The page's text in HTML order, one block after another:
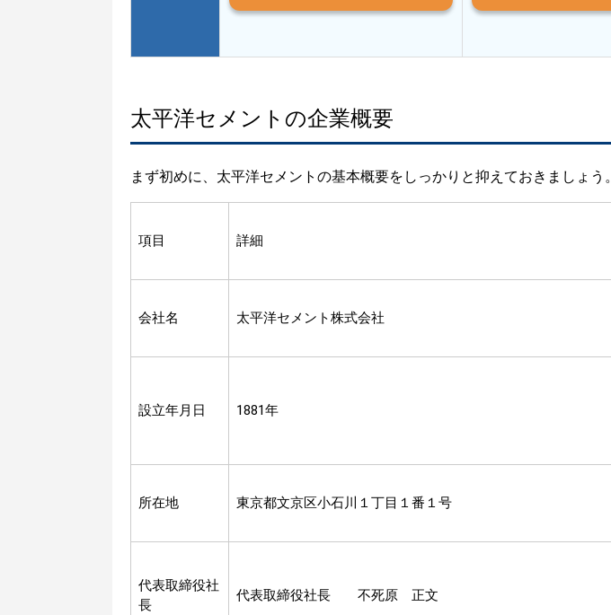
太平洋セメントの企業概要
まず初めに、太平洋セメントの基本概要をしっかりと抑えておきましょう。
項目 詳細
会社名 太平洋セメント株式会社
設立年月日 1881年
所在地 東京都文京区小石川１丁目１番１号
代表取締役社
長
代表取締役社長 不死原 正文